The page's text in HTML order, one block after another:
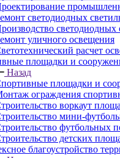
светодиодных
светодиодных
уличного освещения
расчет
площадки и
Назад
площадки и
ограждения
воркаут
мини-
футбольных
детских
благоустройство